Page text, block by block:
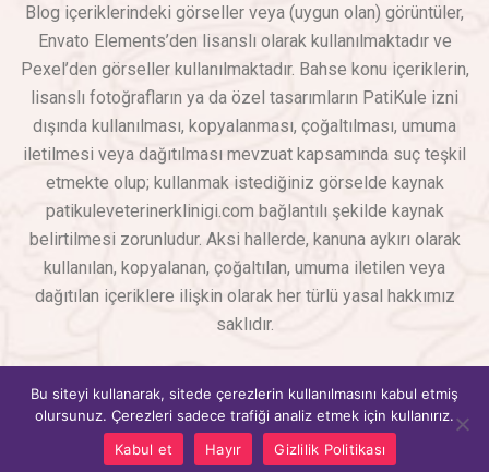
Blog içeriklerindeki görseller veya (uygun olan) görüntüler,
Envato Elements’den lisanslı olarak kullanılmaktadır ve
Pexel’den görseller kullanılmaktadır. Bahse konu içeriklerin,
lisanslı fotoğrafların ya da özel tasarımların PatiKule izni
dışında kullanılması, kopyalanması, çoğaltılması, umuma
iletilmesi veya dağıtılması mevzuat kapsamında suç teşkil
etmekte olup; kullanmak istediğiniz görselde kaynak
patikuleveterinerklinigi.com bağlantılı şekilde kaynak
belirtilmesi zorunludur. Aksi hallerde, kanuna aykırı olarak
kullanılan, kopyalanan, çoğaltılan, umuma iletilen veya
dağıtılan içeriklere ilişkin olarak her türlü yasal hakkımız
saklıdır.
Saklıdır
SEO & Web Tasarım – WebAdHere
Bu siteyi kullanarak, sitede çerezlerin kullanılmasını kabul etmiş
olursunuz. Çerezleri sadece trafiği analiz etmek için kullanırız.
Kabul et
Hayır Gizlilik Politikası
Hızlı İletişim
OPEN CHATY